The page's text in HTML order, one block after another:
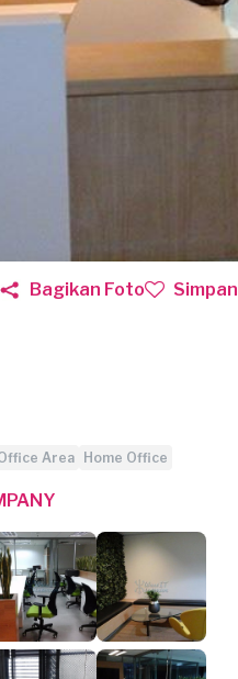
Bagikan Foto Simpan
Area Home Office